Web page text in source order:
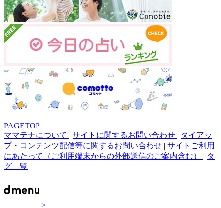
PAGETOP
ママテナについて | サイトに関するお問い合わせ | タイアッ
プ・コンテンツ配信等に関するお問い合わせ | サイトご利用
にあたって（ご利用端末からの外部送信のご案内含む） | タ
グ一覧
>